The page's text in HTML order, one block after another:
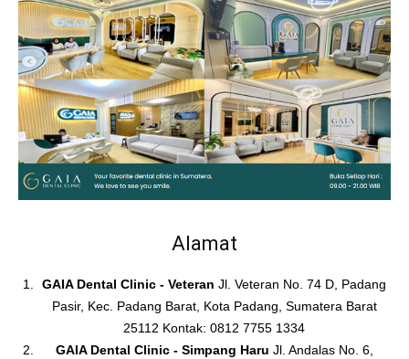
Alamat
GAIA Dental Clinic - Veteran Jl. Veteran No. 74 D, Padang
Pasir, Kec. Padang Barat, Kota Padang, Sumatera Barat
25112 Kontak: 0812 7755 1334
GAIA Dental Clinic - Simpang Haru Jl. Andalas No. 6,